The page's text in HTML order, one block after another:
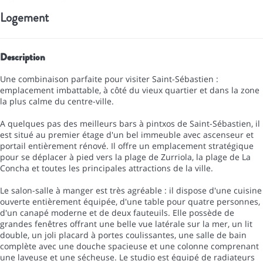
Logement
Description
Une combinaison parfaite pour visiter Saint-Sébastien :
emplacement imbattable, à côté du vieux quartier et dans la zone
la plus calme du centre-ville.
A quelques pas des meilleurs bars à pintxos de Saint-Sébastien, il
est situé au premier étage d'un bel immeuble avec ascenseur et
portail entièrement rénové. Il offre un emplacement stratégique
pour se déplacer à pied vers la plage de Zurriola, la plage de La
Concha et toutes les principales attractions de la ville.
Le salon-salle à manger est très agréable : il dispose d'une cuisine
ouverte entièrement équipée, d'une table pour quatre personnes,
d'un canapé moderne et de deux fauteuils. Elle possède de
grandes fenêtres offrant une belle vue latérale sur la mer, un lit
double, un joli placard à portes coulissantes, une salle de bain
complète avec une douche spacieuse et une colonne comprenant
une laveuse et une sécheuse. Le studio est équipé de radiateurs